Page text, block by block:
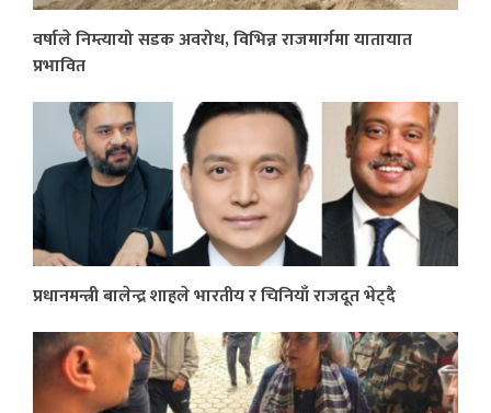
वर्षाले निम्त्यायो सडक अवरोध, विभिन्न राजमार्गमा यातायात
प्रभावित
प्रधानमन्त्री बालेन्द्र शाहले भारतीय र चिनियाँ राजदूत भेट्दै